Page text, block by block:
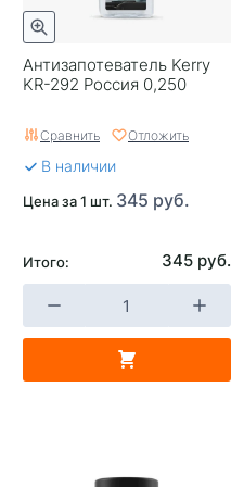
Антизапотеватель Kerry
KR-292 Россия 0,250
Сравнить Отложить
В наличии
Цена за 1 шт. 345 руб.
Итого: 345 руб.